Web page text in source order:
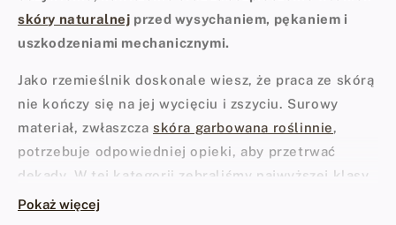
skóry naturalnej przed wysychaniem, pękaniem i
uszkodzeniami mechanicznymi.
Jako rzemieślnik doskonale wiesz, że praca ze skórą
nie kończy się na jej wycięciu i zszyciu. Surowy
materiał, zwłaszcza skóra garbowana roślinnie,
potrzebuje odpowiedniej opieki, aby przetrwać
dekady. W tej kategorii zebraliśmy najwyższej klasy
chemię warsztatową, która przywraca skórze
Pokaż więcej